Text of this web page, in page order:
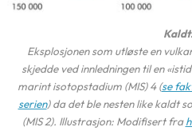
Eksplosjonen som utløste en
skjedde ved innledningen til en
marint isotopstadium (MIS) 4 (se
serien) da det ble nesten like kaldt
(MIS 2). Illustrasjon: Modifisert fra